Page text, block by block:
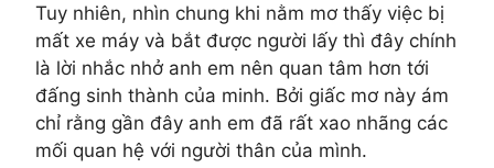
Tuy nhiên, nhìn chung khi nằm mơ thấy việc bị
mất xe máy và bắt được người lấy thì đây chính
là lời nhắc nhở anh em nên quan tâm hơn tới
đấng sinh thành của minh. Bởi giấc mơ này ám
chỉ rằng gần đây anh em đã rất xao nhãng các
mối quan hệ với người thân của mình.